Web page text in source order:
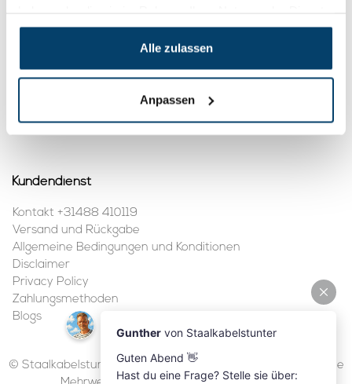
gesammelt haben.
Alle zulassen
Anpassen
Mein Konto
Meine Bestellungen
Kundendienst
Kontakt +31488 410119
Versand und Rückgabe
Allgemeine Bedingungen und Konditionen
Disclaimer
Privacy Policy
Zahlungsmethoden
Blogs
© Staalkabelstunter | 2026 | Alle Preise sind in Euro inklusive